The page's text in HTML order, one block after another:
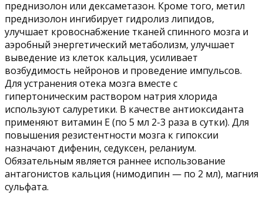
преднизолон или дексаметазон. Кроме того, метил
преднизолон ингибирует гидролиз липидов,
улучшает кровоснабжение тканей спинного мозга и
аэробный энергетический метаболизм, улучшает
выведение из клеток кальция, усиливает
возбудимость нейронов и проведение импульсов.
Для устранения отека мозга вместе с
гипертоническим раствором натрия хлорида
используют салуретики. В качестве антиоксиданта
применяют витамин Е (по 5 мл 2-3 раза в сутки). Для
повышения резистентности мозга к гипоксии
назначают дифенин, седуксен, реланиум.
Обязательным является раннее использование
антагонистов кальция (нимодипин — по 2 мл), магния
сульфата.